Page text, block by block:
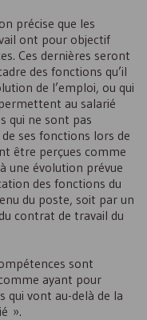
précise que les
ont pour objectif
Ces dernières seront
des fonctions qu’il
de l’emploi, ou qui
au salarié
qui ne sont pas
ses fonctions lors de
être perçues comme
une évolution prévue
des fonctions du
du poste, soit par un
contrat de travail du
sont
ayant pour
qui vont au-delà de la
».